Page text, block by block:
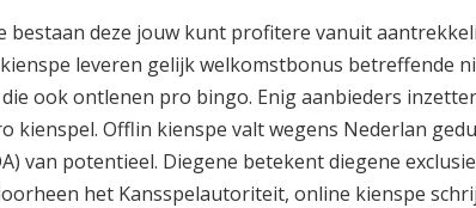
bestaan deze jouw kunt profitere vanuit
leveren gelijk welkomstbonus betreffende
ook ontlenen pro bingo. Enig aanbieders
Offlin kienspe valt wegens Nederlan
van potentieel. Diegene betekent diegene
het Kansspelautoriteit, online kienspe